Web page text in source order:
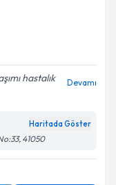
hastalık
Devamı
Haritada Göster
41050